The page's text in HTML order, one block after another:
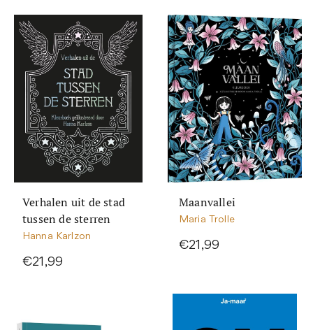
Verhalen uit de stad
tussen de sterren
Hanna Karlzon
€21,99
Maanvallei
Maria Trolle
€21,99